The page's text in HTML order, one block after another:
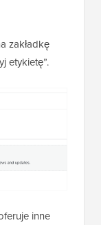
zakładkę
etykietę”.
inne